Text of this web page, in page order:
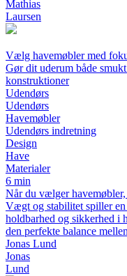
Mathias
Laursen
Vælg havemøbler med
Gør dit uderum både
konstruktioner
Udendørs
Udendørs
Havemøbler
Udendørs indretning
Design
Have
Materialer
6 min
Når du vælger
Vægt og stabilitet spiller
holdbarhed og sikkerhed i
den perfekte balance
Jonas Lund
Jonas
Lund